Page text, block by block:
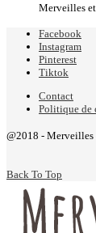
Merveilles
Facebook
Instagram
Pinterest
Tiktok
Contact
Politique de
@2018 -
Back To Top